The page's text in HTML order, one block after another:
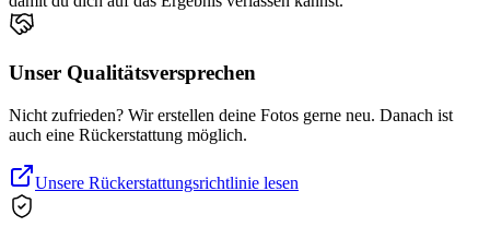
Unser Qualitätsversprechen
Nicht zufrieden? Wir erstellen deine Fotos gerne neu. Danach ist
auch eine Rückerstattung möglich.
Unsere Rückerstattungsrichtlinie lesen